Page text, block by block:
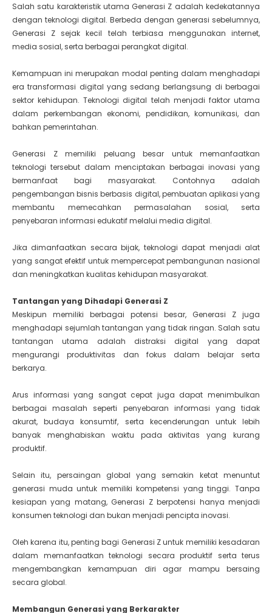
Salah satu karakteristik utama Generasi Z adalah kedekatannya
dengan teknologi digital. Berbeda dengan generasi sebelumnya,
Generasi Z sejak kecil telah terbiasa menggunakan internet,
media sosial, serta berbagai perangkat digital.
Kemampuan ini merupakan modal penting dalam menghadapi
era transformasi digital yang sedang berlangsung di berbagai
sektor kehidupan. Teknologi digital telah menjadi faktor utama
dalam perkembangan ekonomi, pendidikan, komunikasi, dan
bahkan pemerintahan.
Generasi Z memiliki peluang besar untuk memanfaatkan
teknologi tersebut dalam menciptakan berbagai inovasi yang
bermanfaat bagi masyarakat. Contohnya adalah
pengembangan bisnis berbasis digital, pembuatan aplikasi yang
membantu memecahkan permasalahan sosial, serta
penyebaran informasi edukatif melalui media digital.
Jika dimanfaatkan secara bijak, teknologi dapat menjadi alat
yang sangat efektif untuk mempercepat pembangunan nasional
dan meningkatkan kualitas kehidupan masyarakat.
Tantangan yang Dihadapi Generasi Z
Meskipun memiliki berbagai potensi besar, Generasi Z juga
menghadapi sejumlah tantangan yang tidak ringan. Salah satu
tantangan utama adalah distraksi digital yang dapat
mengurangi produktivitas dan fokus dalam belajar serta
berkarya.
Arus informasi yang sangat cepat juga dapat menimbulkan
berbagai masalah seperti penyebaran informasi yang tidak
akurat, budaya konsumtif, serta kecenderungan untuk lebih
banyak menghabiskan waktu pada aktivitas yang kurang
produktif.
Selain itu, persaingan global yang semakin ketat menuntut
generasi muda untuk memiliki kompetensi yang tinggi. Tanpa
kesiapan yang matang, Generasi Z berpotensi hanya menjadi
konsumen teknologi dan bukan menjadi pencipta inovasi.
Oleh karena itu, penting bagi Generasi Z untuk memiliki kesadaran
dalam memanfaatkan teknologi secara produktif serta terus
mengembangkan kemampuan diri agar mampu bersaing
secara global.
Membangun Generasi yang Berkarakter